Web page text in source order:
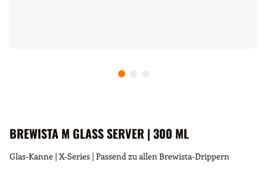
BREWISTA M GLASS SERVER | 300 ML
Glas-Kanne | X-Series | Passend zu allen Brewista-Drippern